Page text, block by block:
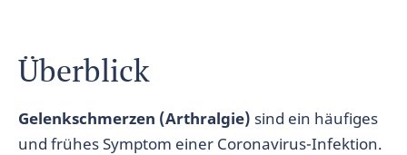
Überblick
Gelenkschmerzen (Arthralgie) sind ein häufiges
und frühes Symptom einer Coronavirus-Infektion.